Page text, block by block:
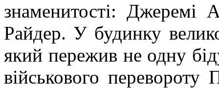
знаменитості:Джеремі
Райдер. У будинку
який пережив не одну
військового